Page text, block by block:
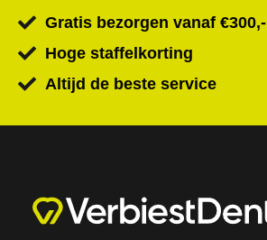
Gratis bezorgen vanaf €300,-
Hoge staffelkorting
Altijd de beste service